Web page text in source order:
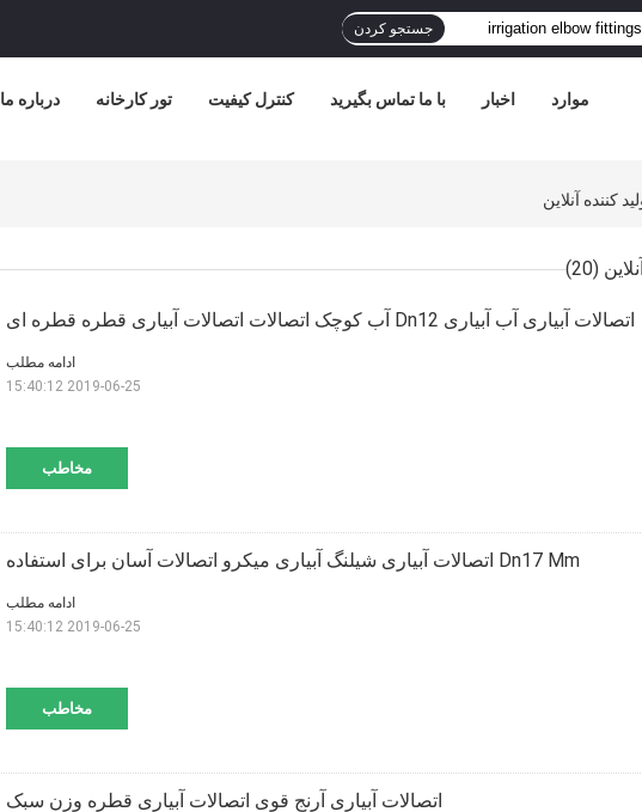
جستجو کردن
درباره ما تور کارخانه کنترل کیفیت با ما تماس بگیرید اخبار موارد
(20)
اتصالات آبیاری آب آبیاری Dn12 آب کوچک اتصالات اتصالات آبیاری قطره قطره ای
مخاطب
ادامه مطلب
2019-06-25 15:40:12
Dn17 Mm اتصالات آبیاری شیلنگ آبیاری میکرو اتصالات آسان برای استفاده
مخاطب
ادامه مطلب
2019-06-25 15:40:12
اتصالات آبیاری آرنج قوی اتصالات آبیاری قطره وزن سبک